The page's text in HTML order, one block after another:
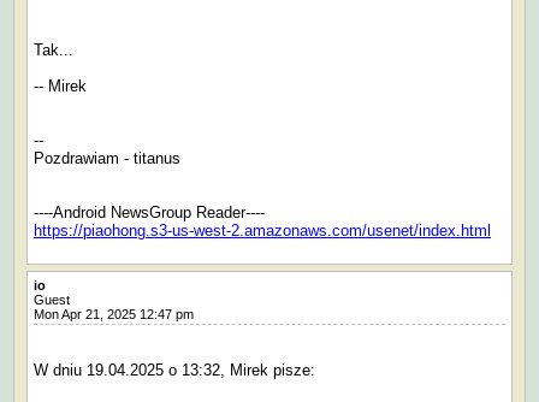
Tak...
-- Mirek
--
Pozdrawiam - titanus
----Android NewsGroup Reader----
https://piaohong.s3-us-west-2.amazonaws.com/usenet/index.html
io
Guest
Mon Apr 21, 2025 12:47 pm
W dniu 19.04.2025 o 13:32, Mirek pisze: